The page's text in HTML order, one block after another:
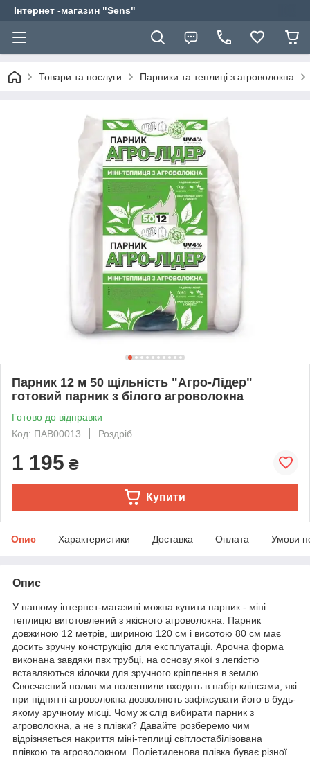
Інтернет -магазин "Sens"
Товари та послуги Парники та теплиці з агроволокна
Парник 12 м 50 щільність "Агро-Лідер"
готовий парник з білого агроволокна
Готово до відправки
Код: ПАВ00013
Роздріб
1 195 ₴
Купити
Опис Характеристики Доставка Оплата Умови
Опис
У нашому інтернет-магазині можна купити парник - міні
теплицю виготовлений з якісного агроволокна. Парник
довжиною 12 метрів, шириною 120 см і висотою 80 см має
досить зручну конструкцію для експлуатації. Арочна форма
виконана завдяки пвх трубці, на основу якої з легкістю
вставляються кілочки для зручного кріплення в землю.
Своєчасний полив ми полегшили входять в набір кліпсами, які
при піднятті агроволокна дозволяють зафіксувати його в будь-
якому зручному місці. Чому ж слід вибирати парник з
агроволокна, а не з плівки? Давайте розберемо чим
відрізняється накриття міні-теплиці світлостабілізована
плівкою та агроволокном. Поліетиленова плівка буває різної